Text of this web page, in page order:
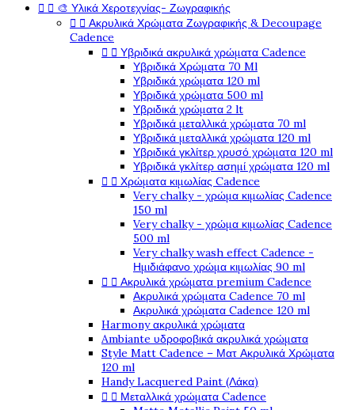
  🎨 Υλικά Χεροτεχνίας- Ζωγραφικής
  Ακρυλικά Χρώματα Ζωγραφικής & Decoupage
Cadence
  Υβριδικά ακρυλικά χρώματα Cadence
Υβριδικά Χρώματα 70 Ml
Υβριδικά χρώματα 120 ml
Υβριδικά χρώματα 500 ml
Υβριδικά χρώματα 2 lt
Υβριδικά μεταλλικά χρώματα 70 ml
Υβριδικά μεταλλικά χρώματα 120 ml
Υβριδικά γκλίτερ χρυσό χρώματα 120 ml
Υβριδικά γκλίτερ ασημί χρώματα 120 ml
  Χρώματα κιμωλίας Cadence
Very chalky - χρώμα κιμωλίας Cadence
150 ml
Very chalky - χρώμα κιμωλίας Cadence
500 ml
Very chalky wash effect Cadence -
Ημιδιάφανο χρώμα κιμωλίας 90 ml
  Ακρυλικά χρώματα premium Cadence
Ακρυλικά χρώματα Cadence 70 ml
Ακρυλικά χρώματα Cadence 120 ml
Harmony ακρυλικά χρώματα
Ambiante υδροφοβικά ακρυλικά χρώματα
Style Matt Cadence – Ματ Ακρυλικά Χρώματα
120 ml
Handy Lacquered Paint (Λάκα)
  Μεταλλικά χρώματα Cadence